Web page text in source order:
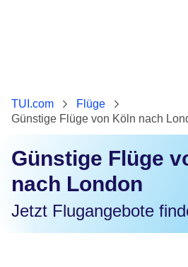
TUI.com
Flüge
Günstige Flüge von Köln nach
Günstige Flüge
nach London
Jetzt Flugangebote